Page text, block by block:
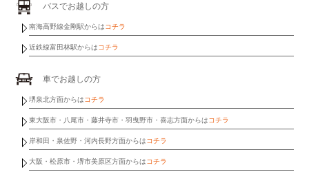
バスでお越しの方
南海高野線金剛駅からはコチラ
近鉄線富田林駅からはコチラ
車でお越しの方
堺泉北方面からはコチラ
東大阪市・八尾市・藤井寺市・羽曳野市・喜志方面からはコチラ
岸和田・泉佐野・河内長野方面からはコチラ
大阪・松原市・堺市美原区方面からはコチラ